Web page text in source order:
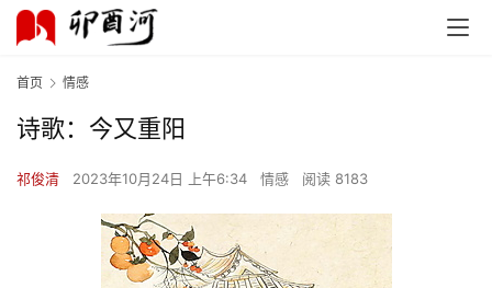
首页 情感
诗歌：今又重阳
祁俊清 2023年10月24日 上午6:34 情感 阅读 8183